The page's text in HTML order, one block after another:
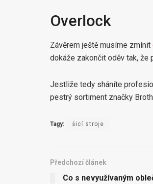
Overlock
Závěrem ještě musíme zmínit
dokáže zakončit oděv tak, že
Jestliže tedy sháníte
pestrý sortiment značky
Tagy: šicí stroje
Předchozí článek
Co s nevyužívaným